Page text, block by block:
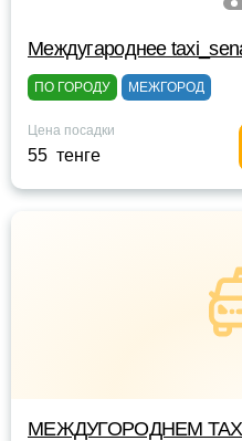
Междугароднее
ПО ГОРОДУ МЕЖГОРОД
Цена посадки
55 тенге
МЕЖДУГОРОДНЕМ